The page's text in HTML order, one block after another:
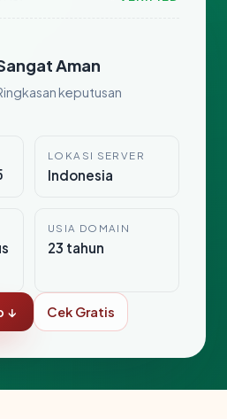
Aman
keputusan
LOKASI SERVER
Indonesia
USIA DOMAIN
23 tahun
↓ Cek Gratis